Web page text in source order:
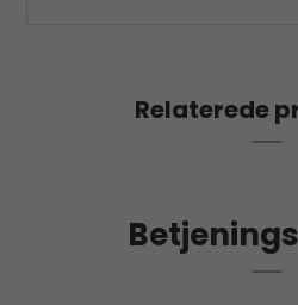
Relaterede